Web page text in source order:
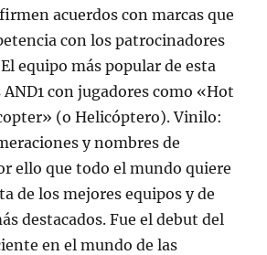
acuerdos con marcas que
con los patrocinadores
equipo más popular de esta
con jugadores como «Hot
(o Helicóptero). Vinilo:
y nombres de
ello que todo el mundo quiere
de los mejores equipos y de
destacados. Fue el debut del
en el mundo de las